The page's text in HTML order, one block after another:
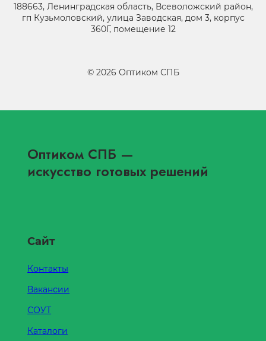
188663, Ленинградская область, Всеволожский район,
гп Кузьмоловский, улица Заводская, дом 3, корпус
360Г, помещение 12
© 2026 Оптиком СПБ
Оптиком СПБ —
искусство готовых решений
Сайт
Контакты
Вакансии
СОУТ
Каталоги